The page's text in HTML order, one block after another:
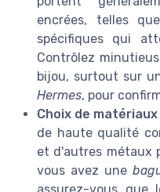
encrées, telles
spécifiques qui
Contrôlez
bijou, surtout sur
Hermes, pour
Choix de matériaux
de haute qualité
et d'autres métaux
vous avez une